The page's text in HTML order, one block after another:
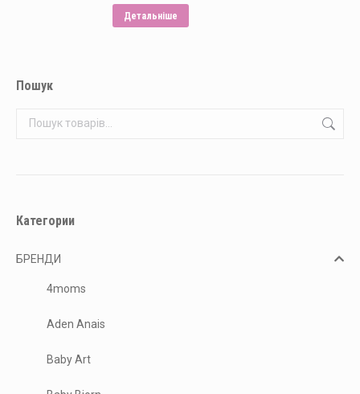
Детальніше
Пошук
Категории
БРЕНДИ
4moms
Aden Anais
Baby Art